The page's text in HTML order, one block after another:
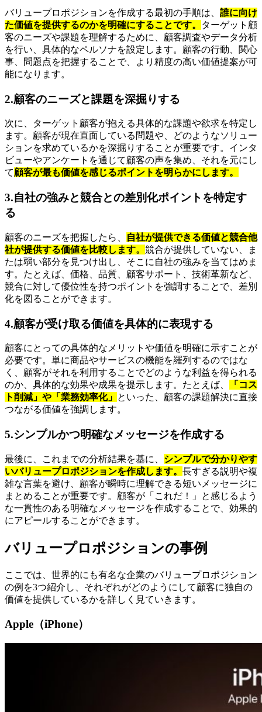
バリュープロポジションを作成する最初の手順は、 誰に向け
た価値を提供するのかを明確にすることです。
ターゲット顧
客のニーズや課題を理解するために、顧客調査やデータ分析
を行い、具体的なペルソナを設定します。顧客の行動、関心
事、問題点を把握することで、より精度の高い価値提案が可
能になります。
2.顧客のニーズと課題を深掘りする
次に、ターゲット顧客が抱える具体的な課題や欲求を特定し
ます。顧客が現在直面している問題や、どのようなソリュー
ションを求めているかを深掘りすることが重要です。インタ
ビューやアンケートを通じて顧客の声を集め、それを元にし
て顧客が最も価値を感じるポイントを明らかにします。
3.自社の強みと競合との差別化ポイントを特定す
る
顧客のニーズを把握したら、
自社が提供できる価値と競合他
社が提供する価値を比較します。 競合が提供していない、ま
たは弱い部分を見つけ出し、そこに自社の強みを当てはめま
す。たとえば、価格、品質、顧客サポート、技術革新など、
競合に対して優位性を持つポイントを強調することで、差別
化を図ることができます。
4.顧客が受け取る価値を具体的に表現する
顧客にとっての具体的なメリットや価値を明確に示すことが
必要です。単に商品やサービスの機能を羅列するのではな
く、顧客がそれを利用することでどのような利益を得られる
のか、具体的な効果や成果を提示します。たとえば、
「コス
ト削減」や「業務効率化」 といった、顧客の課題解決に直接
つながる価値を強調します。
5.シンプルかつ明確なメッセージを作成する
最後に、これまでの分析結果を基に、 シンプルで分かりやす
いバリュープロポジションを作成します。 長すぎる説明や複
雑な言葉を避け、顧客が瞬時に理解できる短いメッセージに
まとめることが重要です。顧客が「これだ！」と感じるよう
な一貫性のある明確なメッセージを作成することで、効果的
にアピールすることができます。
バリュープロポジションの事例
ここでは、世界的にも有名な企業のバリュープロポジション
の例を3つ紹介し、それぞれがどのようにして顧客に独自の
価値を提供しているかを詳しく見ていきます。
Apple（iPhone）